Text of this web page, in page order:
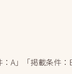
A」「掲載条件